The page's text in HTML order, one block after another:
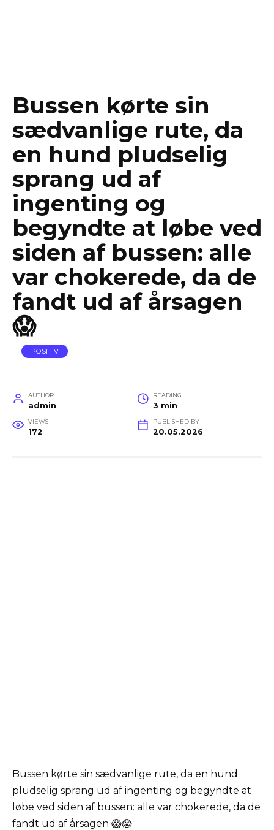
Bussen kørte sin
sædvanlige rute, da
en hund pludselig
sprang ud af
ingenting og
begyndte at løbe ved
siden af bussen: alle
var chokerede, da de
fandt ud af årsagen
😱
POSITIV
AUTHOR
admin
READING
3 min
VIEWS
172
PUBLISHED BY
20.05.2026
Bussen kørte sin sædvanlige rute, da en hund
pludselig sprang ud af ingenting og begyndte at
løbe ved siden af bussen: alle var chokerede, da de
fandt ud af årsagen 😱😱